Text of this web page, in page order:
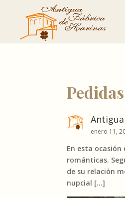
enero 11,
En esta
románticas.
de su relación
nupcial […]